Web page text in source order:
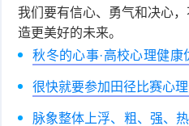
我们要有信心、勇气和决心
造更美好的未来。
秋冬的心事·高校心理健
很快就要参加田径比赛心
脉象整体上浮、粗、强、